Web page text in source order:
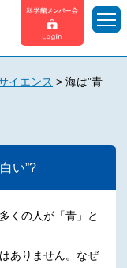
イエンス > 海は”青
い”?
くの人が「青」と
ありません。なぜ